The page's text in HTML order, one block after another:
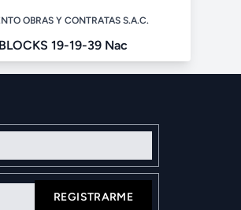
OBRAS Y CONTRATAS S.A.C.
19-19-39 Nac
REGISTRARME